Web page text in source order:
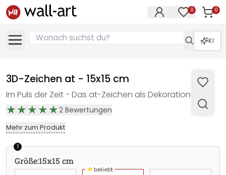
0 0
KI
3D-Zeichen at - 15x15 cm
Im Puls der Zeit - Das at-Zeichen als Dekoration
2 Bewertungen
Mehr zum Produkt
1
Größe:15x15 cm
★beliebt